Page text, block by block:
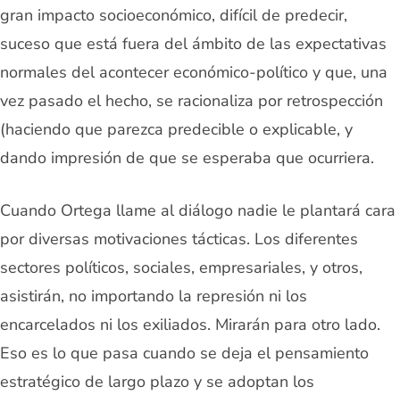
gran impacto socioeconómico, difícil de predecir,
suceso que está fuera del ámbito de las expectativas
normales del acontecer económico-político y que, una
vez pasado el hecho, se racionaliza por retrospección
(haciendo que parezca predecible o explicable, y
dando impresión de que se esperaba que ocurriera.
Cuando Ortega llame al diálogo nadie le plantará cara
por diversas motivaciones tácticas. Los diferentes
sectores políticos, sociales, empresariales, y otros,
asistirán, no importando la represión ni los
encarcelados ni los exiliados. Mirarán para otro lado.
Eso es lo que pasa cuando se deja el pensamiento
estratégico de largo plazo y se adoptan los